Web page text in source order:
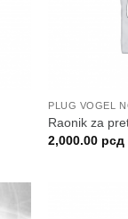
PLUG VOGEL
Raonik za
2,000.00 рсд